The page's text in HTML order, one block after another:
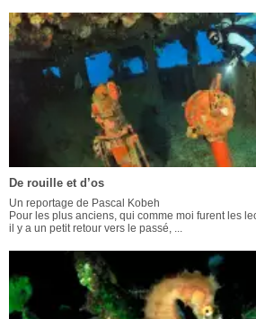
De rouille et d’os
Un reportage de Pascal Kobeh
Pour les plus anciens, qui comme moi furent les
il y a un petit retour vers le passé, ...